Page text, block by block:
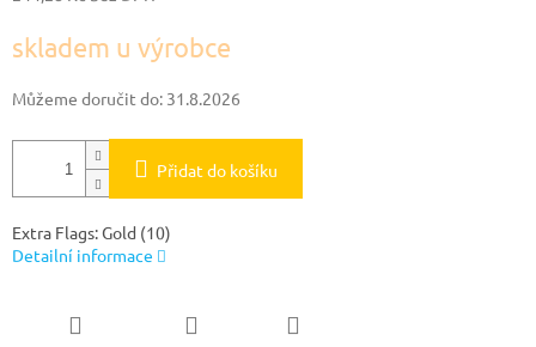
cena:
skladem u výrobce
Můžeme doručit do: 31.8.2026
Přidat do košíku
Extra Flags: Gold (10)
Detailní informace